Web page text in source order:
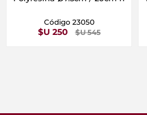
Código 23050
$U 250 $U 545